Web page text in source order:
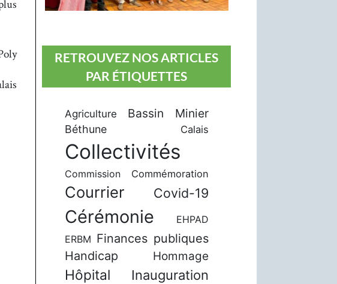
RETROUVEZ NOS ARTICLES
PAR ÉTIQUETTES
Agriculture Bassin Minier
Béthune Calais
Collectivités
Commission Commémoration
Courrier Covid-19
Cérémonie
EHPAD
ERBM Finances publiques
Handicap
Hommage
Hôpital Inauguration